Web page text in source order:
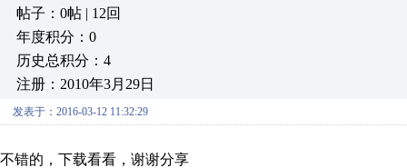
帖子：0帖 | 12回
年度积分：0
历史总积分：4
注册：2010年3月29日
发表于：2016-03-12 11:32:29
不错的，下载看看，谢谢分享